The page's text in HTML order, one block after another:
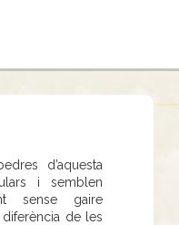
d’aquesta
i semblen
sense gaire
de les